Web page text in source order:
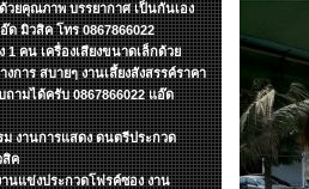
วยคุณภาพ บรรยากาศ เป็นกันเอง
มิวสิค โทร 0867866022
คน เครื่องเสียงขนาดเล็กด้วย
การ สบายๆ งานเลึ้ยงสังสรรค์ราคา
ถามได้ครับ 0867866022 แอ๊ด
งานการแสดง ดนตรีประกวด
สิค
านแข่งประกวดโฟรค์ซอง งาน